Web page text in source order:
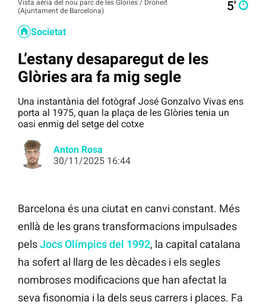
Vista aèria del nou parc de les Glòries / Droneit
(Ajuntament de Barcelona)
5′
Societat
L’estany desaparegut de les
Glòries ara fa mig segle
Una instantània del fotògraf José Gonzalvo Vivas ens
porta al 1975, quan la plaça de les Glòries tenia un
oasi enmig del setge del cotxe
Anton Rosa
30/11/2025 16:44
Barcelona és una ciutat en canvi constant. Més
enllà de les grans transformacions impulsades
pelsJocs Olímpics del 1992, la capital catalana
ha sofert al llarg de les dècades i els segles
nombroses modificacions que han afectat la
seva fisonomia i la dels seus carrers i places. Fa